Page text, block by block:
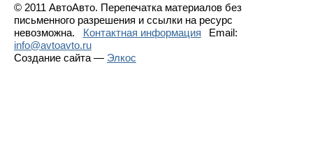
© 2011 АвтоАвто. Перепечатка материалов без
письменного разрешения и ссылки на ресурс
невозможна.
Контактная информация
Email:
info@avtoavto.ru
Создание сайта — Элкос